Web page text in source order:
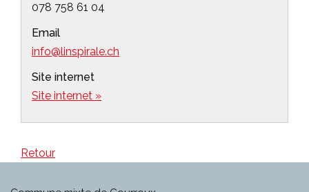
078 758 61 04
Email
info@linspirale.ch
Site internet
Site internet »
Retour